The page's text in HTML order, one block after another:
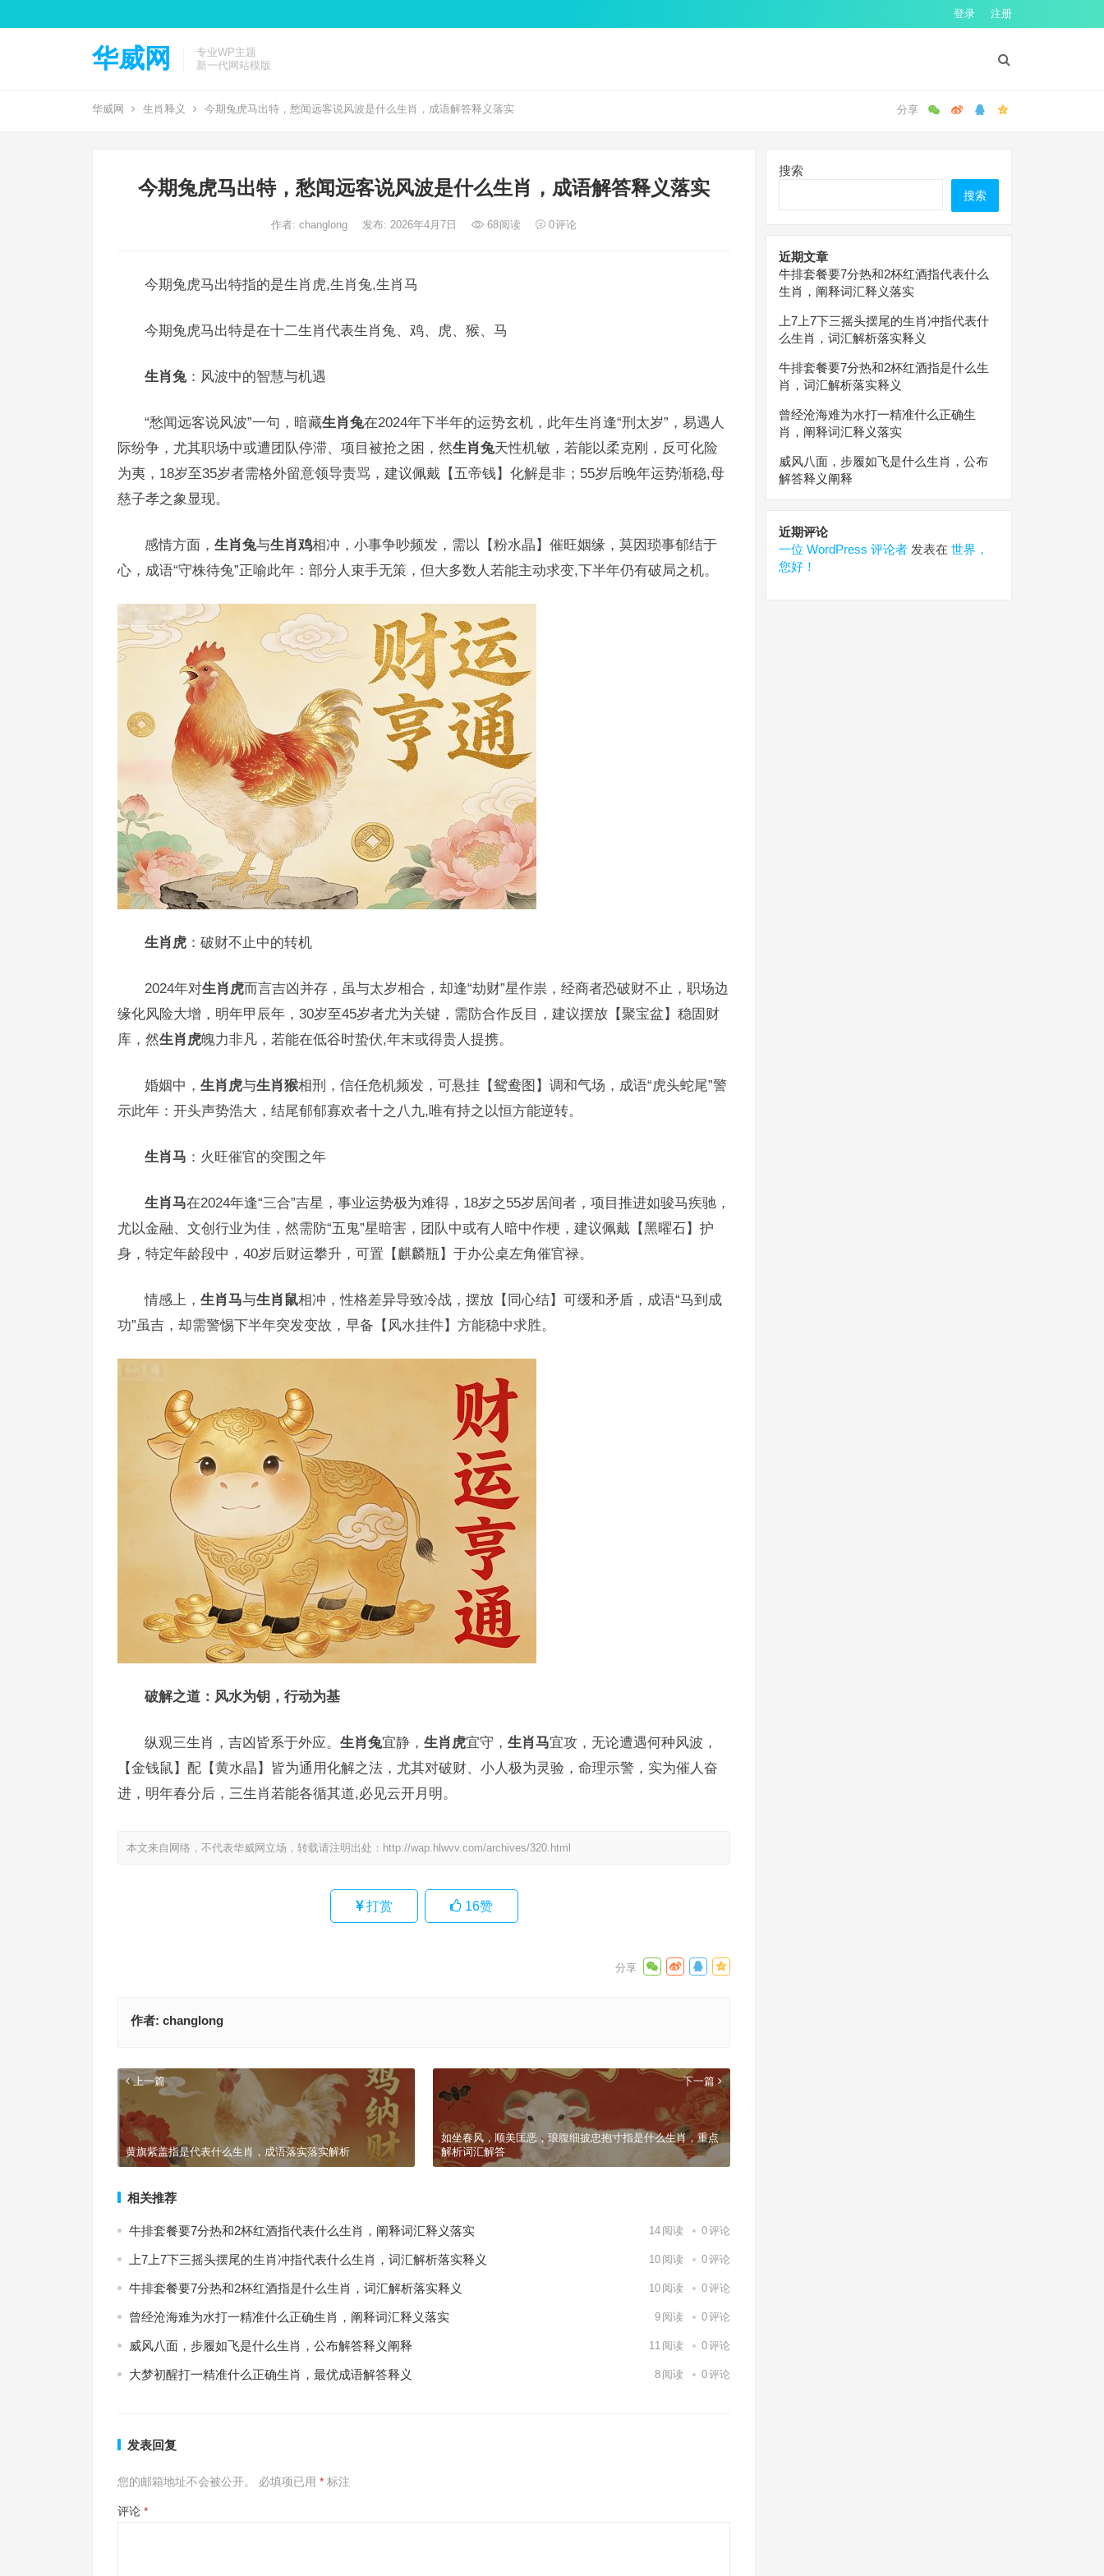
登录 注册
华威网
专业WP主题
新一代网站模版
华威网 生肖释义 今期兔虎马出特，愁闻远客说风波是什么生肖，成语解答释义落实
今期兔虎马出特，愁闻远客说风波是什么生肖，成语解答释义落实
作者: changlong 发布: 2026年4月7日 68阅读 0评论
今期兔虎马出特指的是生肖虎,生肖兔,生肖马
今期兔虎马出特是在十二生肖代表生肖兔、鸡、虎、猴、马
生肖兔：风波中的智慧与机遇
“愁闻远客说风波”一句，暗藏生肖兔在2024年下半年的运势玄机，此年生肖逢“刑太岁”，易遇人
际纷争，尤其职场中或遭团队停滞、项目被抢之困，然生肖兔天性机敏，若能以柔克刚，反可化险
为夷，18岁至35岁者需格外留意领导责骂，建议佩戴【五帝钱】化解是非；55岁后晚年运势渐稳,母
慈子孝之象显现。
感情方面， 生肖兔与生肖鸡相冲，小事争吵频发，需以【粉水晶】催旺姻缘，莫因琐事郁结于
心，成语“守株待兔”正喻此年：部分人束手无策，但大多数人若能主动求变,下半年仍有破局之机。
生肖虎 ：破财不止中的转机
2024年对生肖虎而言吉凶并存，虽与太岁相合，却逢“劫财”星作祟，经商者恐破财不止，职场边
缘化风险大增，明年甲辰年，30岁至45岁者尤为关键，需防合作反目，建议摆放【聚宝盆】稳固财
库，然生肖虎魄力非凡，若能在低谷时蛰伏,年末或得贵人提携。
婚姻中， 生肖虎与生肖猴相刑，信任危机频发，可悬挂【鸳鸯图】调和气场，成语“虎头蛇尾”警
示此年：开头声势浩大，结尾郁郁寡欢者十之八九,唯有持之以恒方能逆转。
生肖马 ：火旺催官的突围之年
生肖马在2024年逢“三合”吉星，事业运势极为难得，18岁之55岁居间者，项目推进如骏马疾驰，
尤以金融、文创行业为佳，然需防“五鬼”星暗害，团队中或有人暗中作梗，建议佩戴【黑曜石】护
身，特定年龄段中，40岁后财运攀升，可置【麒麟瓶】于办公桌左角催官禄。
情感上， 生肖马与生肖鼠相冲，性格差异导致冷战，摆放【同心结】可缓和矛盾，成语“马到成
功”虽吉，却需警惕下半年突发变故，早备【风水挂件】方能稳中求胜。
破解之道：风水为钥，行动为基
纵观三生肖，吉凶皆系于外应。 生肖兔宜静， 生肖虎宜守， 生肖马宜攻，无论遭遇何种风波，
【金钱鼠】配【黄水晶】皆为通用化解之法，尤其对破财、小人极为灵验，命理示警，实为催人奋
进，明年春分后，三生肖若能各循其道,必见云开月明。
本文来自网络，不代表华威网立场，转载请注明出处： http://wap.hlwvv.com/archives/320.html
打赏 16赞
作者: changlong
上一篇
黄旗紫盖指是代表什么生肖，成语落实落实解析
下一篇
如坐春风，顺美匡恶，琅腹细披忠抱寸指是什么生肖，重点
解析词汇解答
相关推荐
牛排套餐要7分热和2杯红酒指代表什么生肖，阐释词汇释义落实 14 阅读 0评论
上7上7下三摇头摆尾的生肖冲指代表什么生肖，词汇解析落实释义 10 阅读 0评论
牛排套餐要7分热和2杯红酒指是什么生肖，词汇解析落实释义 10 阅读 0评论
曾经沧海难为水打一精准什么正确生肖，阐释词汇释义落实 9 阅读 0评论
威风八面，步履如飞是什么生肖，公布解答释义阐释 11 阅读 0评论
大梦初醒打一精准什么正确生肖，最优成语解答释义 8 阅读 0评论
发表回复
您的邮箱地址不会被公开。 必填项已用 * 标注
评论 *
搜索
搜索
近期文章
牛排套餐要7分热和2杯红酒指代表什么
生肖，阐释词汇释义落实
上7上7下三摇头摆尾的生肖冲指代表什
么生肖，词汇解析落实释义
牛排套餐要7分热和2杯红酒指是什么生
肖，词汇解析落实释义
曾经沧海难为水打一精准什么正确生
肖，阐释词汇释义落实
威风八面，步履如飞是什么生肖，公布
解答释义阐释
近期评论
一位 WordPress 评论者 发表在 世界，
您好！